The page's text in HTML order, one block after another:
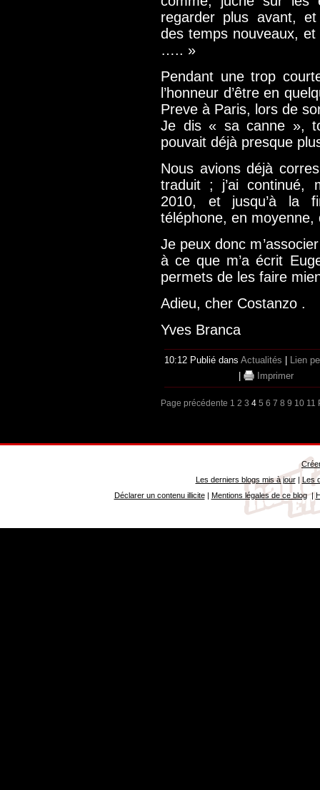
regarder plus avant,
des temps nouveaux,
….. »
Pendant une trop
l’honneur d’être en
Preve à Paris, lors de
Je dis « sa canne »,
pouvait déjà presque
Nous avions déjà
traduit ; j’ai continué,
2010, et jusqu’à la
téléphone, en
Je peux donc
à ce que m’a écrit
permets de les faire
Adieu, cher Costanzo .
Yves Branca
10:12 Publié dans Actualités
Lien
Imprimer
Page précédente 1 2 3 4 5 6 7 8 9 10 11
Les derniers blogs mis à jour| Les
Déclarer un contenu illicite| Mentions légales de ce blog|